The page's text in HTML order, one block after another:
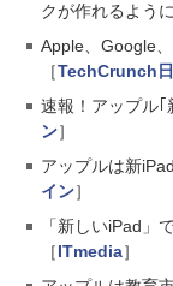
クが作れるよう
Apple、Google
［TechCrunch
速報！アップル｢
ン］
アップルは新
イン］
「新しいiPad」
［ITmedia］